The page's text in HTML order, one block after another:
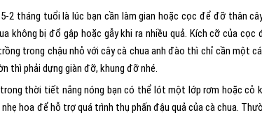
2 tháng tuổi là lúc bạn cần làm gian hoặc cọc để đỡ thân
không bị đổ gập hoặc gẫy khi ra nhiều quả. Kích cỡ của
trong chậu nhỏ với cây cà chua anh đào thì chỉ cần một
thì phải dựng giàn đỡ, khung đỡ nhé.
trong thời tiết nắng nóng bạn có thể lót một lớp rơm hoặc cỏ
nhẹ hoa để hỗ trợ quá trình thụ phấn đậu quả của cà chua.